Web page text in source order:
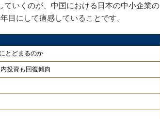
いくのが、中国における日本の中小企業の
目にして痛感していることです。
とどまるのか
投資も回復傾向